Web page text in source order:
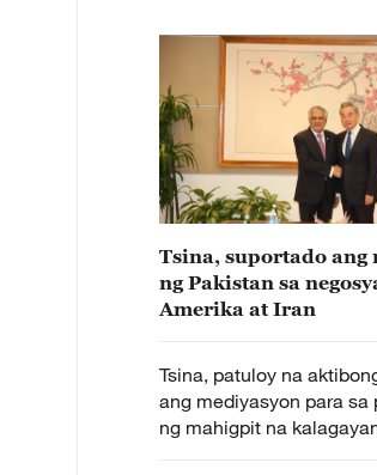
Tsina, suportado ang
ng Pakistan sa
Amerika at Iran
Tsina, patuloy na
ang mediyasyon para sa
ng mahigpit na
Silangan -- MOFA